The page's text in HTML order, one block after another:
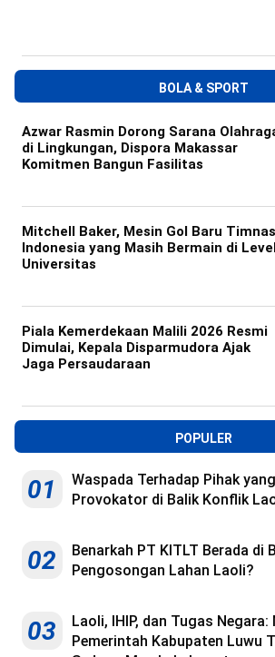
BOLA & SPORT
Azwar Rasmin Dorong Sarana
di Lingkungan, Dispora Makassar
Komitmen Bangun Fasilitas
Mitchell Baker, Mesin Gol Baru Timnas
Indonesia yang Masih Bermain di
Universitas
Piala Kemerdekaan Malili 2026 Resmi
Dimulai, Kepala Disparmudora Ajak
Jaga Persaudaraan
POPULER
01
Waspada Terhadap Pihak
Provokator di Balik Konflik
02
Benarkah PT KITLT Berada di
Pengosongan Lahan Laoli?
03
Laoli, IHIP, dan Tugas Negara:
Pemerintah Kabupaten Luwu